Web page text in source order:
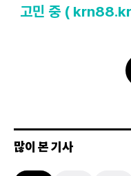
고민 중 (
많이 본 기사